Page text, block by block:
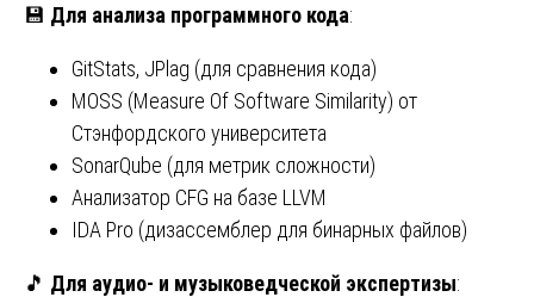
💾 Для анализа программного кода:
GitStats, JPlag (для сравнения кода)
MOSS (Measure Of Software Similarity) от
Стэнфордского университета
SonarQube (для метрик сложности)
Анализатор CFG на базе LLVM
IDA Pro (дизассемблер для бинарных файлов)
🎵 Для аудио- и музыковедческой экспертизы: